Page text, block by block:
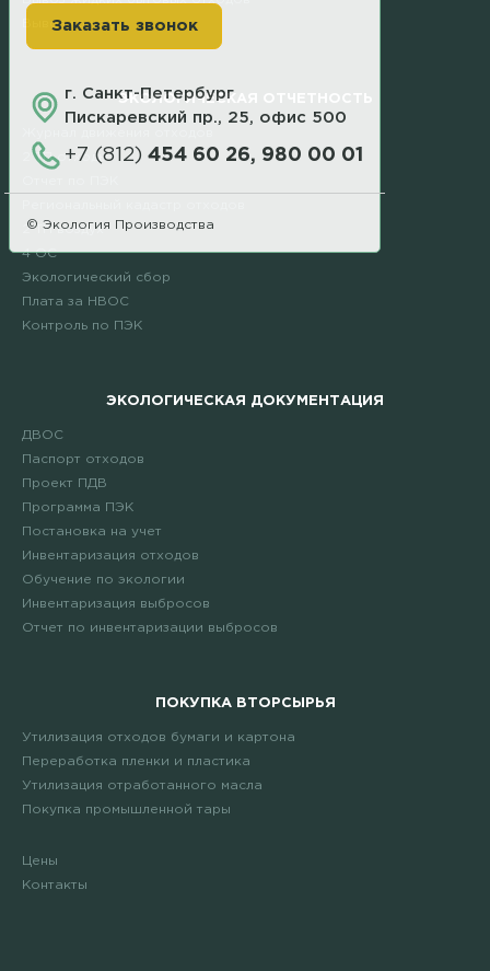
Заказать звонок
г. Санкт-Петербург
Пискаревский пр., 25, офис 500
+7 (812) 454 60 26, 980 00 01
© Экология Производства
Вывоз грунта
ЭКОЛОГИЧЕСКАЯ ОТЧЕТНОСТЬ
2 ТП отходы
2 ТП воздух
4 ОС
Экологический сбор
Плата за НВОС
Контроль по ПЭК
ЭКОЛОГИЧЕСКАЯ ДОКУМЕНТАЦИЯ
ДВОС
Паспорт отходов
Проект ПДВ
Программа ПЭК
Постановка на учет
Инвентаризация отходов
Обучение по экологии
Инвентаризация выбросов
Отчет по инвентаризации выбросов
ПОКУПКА ВТОРСЫРЬЯ
Утилизация отходов бумаги и картона
Переработка пленки и пластика
Утилизация отработанного масла
Покупка промышленной тары
Цены
Контакты